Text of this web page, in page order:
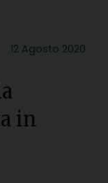
12 Agosto 2020
in